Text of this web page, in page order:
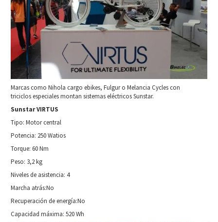
Marcas como Nihola cargo ebikes, Fulgur o Melancia Cycles con
triciclos especiales montan sistemas eléctricos Sunstar.
Sunstar VIRTUS
Tipo: Motor central
Potencia: 250 Watios
Torque: 60 Nm
Peso: 3,2 kg
Niveles de asistencia: 4
Marcha atrás:No
Recuperación de energía:No
Capacidad máxima: 520 Wh